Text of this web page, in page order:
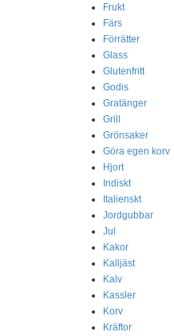
Frukt
Färs
Förrätter
Glass
Glutenfritt
Godis
Gratänger
Grill
Grönsaker
Göra egen korv
Hjort
Indiskt
Italienskt
Jordgubbar
Jul
Kakor
Kalljäst
Kalv
Kassler
Korv
Kräftor